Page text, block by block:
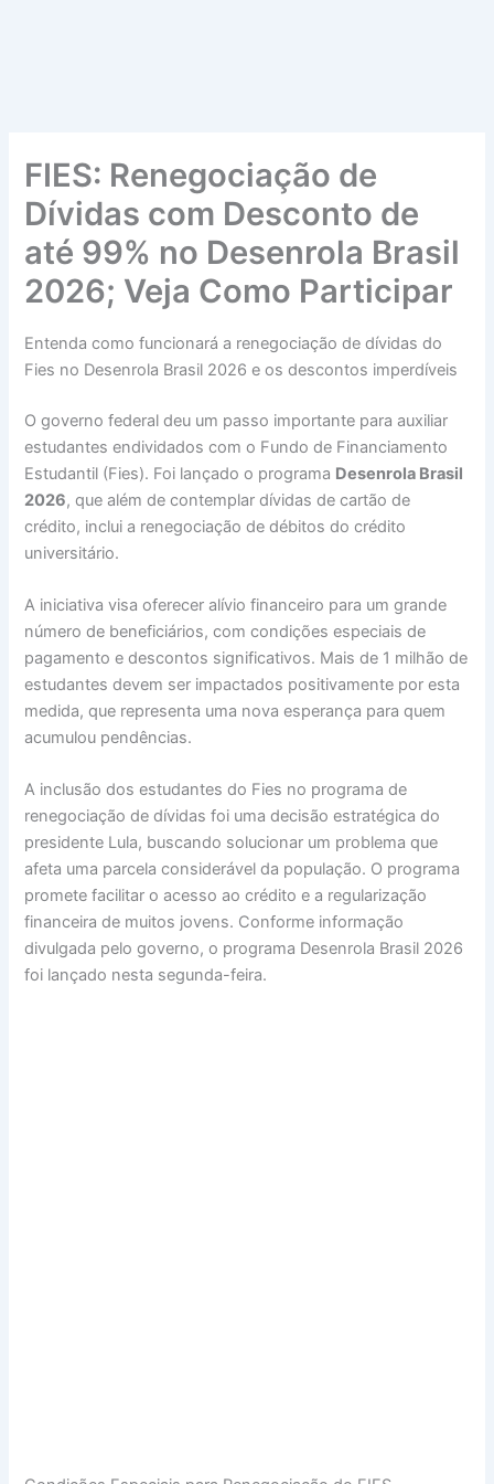
FIES: Renegociação de
Dívidas com Desconto de
até 99% no Desenrola Brasil
2026; Veja Como Participar
Entenda como funcionará a renegociação de dívidas do
Fies no Desenrola Brasil 2026 e os descontos imperdíveis
O governo federal deu um passo importante para auxiliar
estudantes endividados com o Fundo de Financiamento
Estudantil (Fies). Foi lançado o programa Desenrola Brasil
2026, que além de contemplar dívidas de cartão de
crédito, inclui a renegociação de débitos do crédito
universitário.
A iniciativa visa oferecer alívio financeiro para um grande
número de beneficiários, com condições especiais de
pagamento e descontos significativos. Mais de 1 milhão de
estudantes devem ser impactados positivamente por esta
medida, que representa uma nova esperança para quem
acumulou pendências.
A inclusão dos estudantes do Fies no programa de
renegociação de dívidas foi uma decisão estratégica do
presidente Lula, buscando solucionar um problema que
afeta uma parcela considerável da população. O programa
promete facilitar o acesso ao crédito e a regularização
financeira de muitos jovens. Conforme informação
divulgada pelo governo, o programa Desenrola Brasil 2026
foi lançado nesta segunda-feira.